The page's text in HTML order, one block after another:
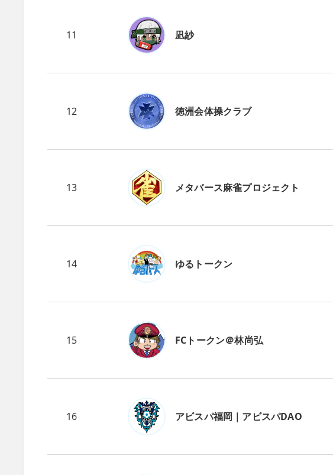
11 凪紗
12 徳洲会体操クラブ
13 メタバース麻雀プロジェクト
14 ゆるトークン
15 FCトークン＠林尚弘
16 アビスパ福岡｜アビスパDAO